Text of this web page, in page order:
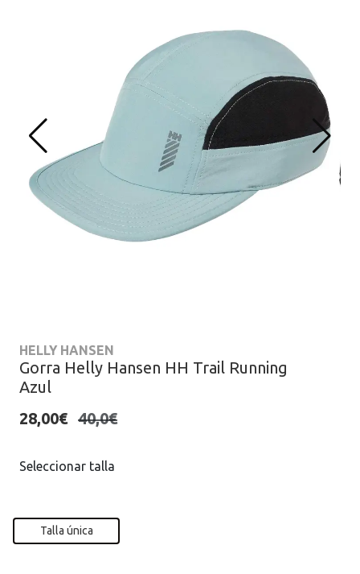
HELLY HANSEN
Gorra Helly Hansen HH Trail Running
Azul
28,00€ 40,0€
Seleccionar talla
Talla única